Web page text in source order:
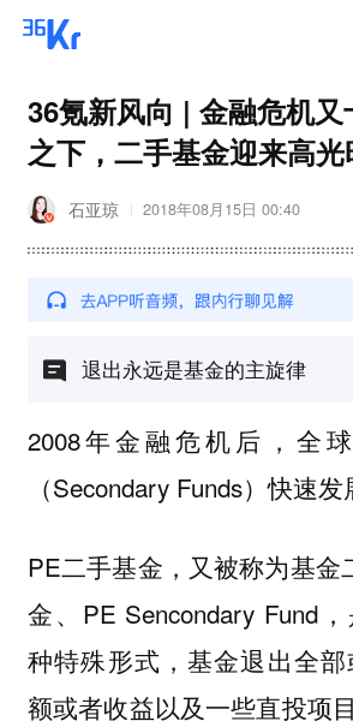
36氪新风向 | 金融危机
之下，二手基金迎来高
石亚琼 2018年08月15日 00:40
退出永远是基金的主旋律
2008年金融危机后，全
（Secondary Funds）快速发
PE二手基金，又被称为基金
金、PE Sencondary Fund
种特殊形式，基金退出全
额或者收益以及一些直投项